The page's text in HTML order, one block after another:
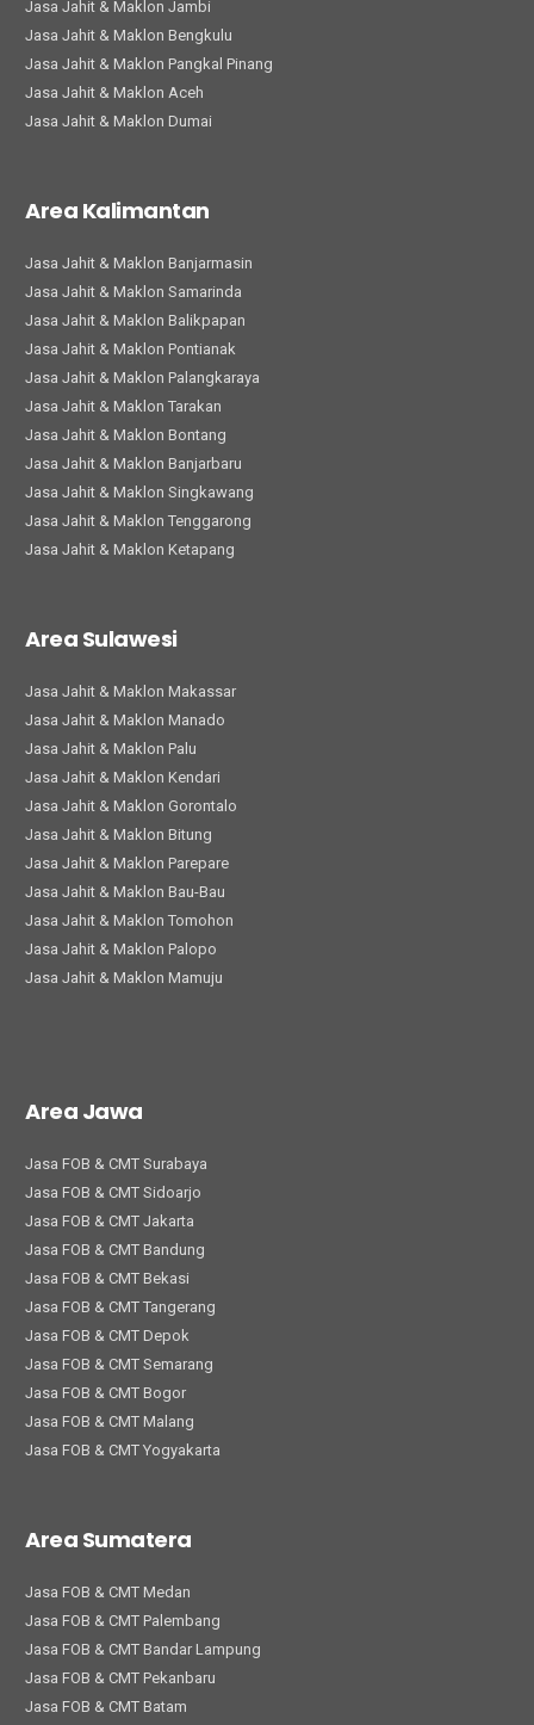
Jasa Jahit & Maklon Jambi
Jasa Jahit & Maklon Bengkulu
Jasa Jahit & Maklon Pangkal Pinang
Jasa Jahit & Maklon Aceh
Jasa Jahit & Maklon Dumai
Area Kalimantan
Jasa Jahit & Maklon Banjarmasin
Jasa Jahit & Maklon Samarinda
Jasa Jahit & Maklon Balikpapan
Jasa Jahit & Maklon Pontianak
Jasa Jahit & Maklon Palangkaraya
Jasa Jahit & Maklon Tarakan
Jasa Jahit & Maklon Bontang
Jasa Jahit & Maklon Banjarbaru
Jasa Jahit & Maklon Singkawang
Jasa Jahit & Maklon Tenggarong
Jasa Jahit & Maklon Ketapang
Area Sulawesi
Jasa Jahit & Maklon Makassar
Jasa Jahit & Maklon Manado
Jasa Jahit & Maklon Palu
Jasa Jahit & Maklon Kendari
Jasa Jahit & Maklon Gorontalo
Jasa Jahit & Maklon Bitung
Jasa Jahit & Maklon Parepare
Jasa Jahit & Maklon Bau-Bau
Jasa Jahit & Maklon Tomohon
Jasa Jahit & Maklon Palopo
Jasa Jahit & Maklon Mamuju
Area Jawa
Jasa FOB & CMT Surabaya
Jasa FOB & CMT Sidoarjo
Jasa FOB & CMT Jakarta
Jasa FOB & CMT Bandung
Jasa FOB & CMT Bekasi
Jasa FOB & CMT Tangerang
Jasa FOB & CMT Depok
Jasa FOB & CMT Semarang
Jasa FOB & CMT Bogor
Jasa FOB & CMT Malang
Jasa FOB & CMT Yogyakarta
Area Sumatera
Jasa FOB & CMT Medan
Jasa FOB & CMT Palembang
Jasa FOB & CMT Bandar Lampung
Jasa FOB & CMT Pekanbaru
Jasa FOB & CMT Batam